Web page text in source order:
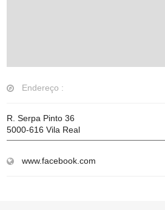
Endereço :
R. Serpa Pinto 36
5000-616 Vila Real
www.facebook.com